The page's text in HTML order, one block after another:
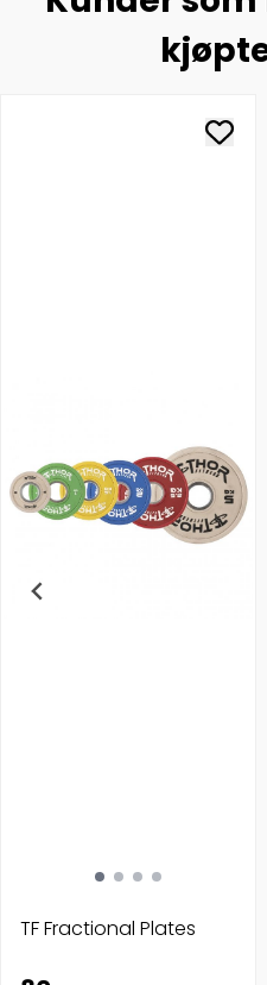
TF Fractional Plates